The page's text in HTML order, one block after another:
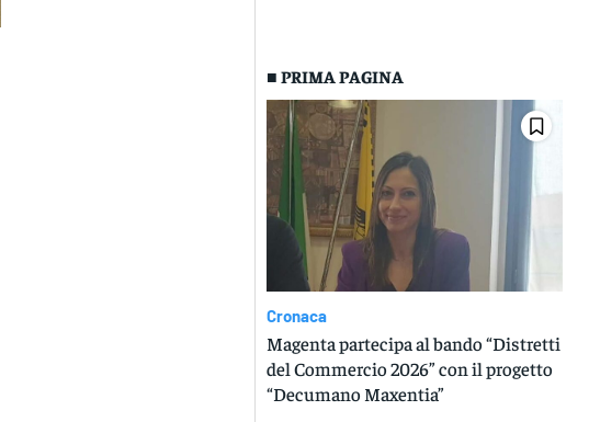
■ PRIMA PAGINA
Cronaca
Magenta partecipa al bando “Distretti
del Commercio 2026” con il progetto
“Decumano Maxentia”